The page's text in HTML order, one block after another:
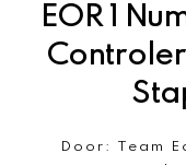
EOR 1
Door: Team